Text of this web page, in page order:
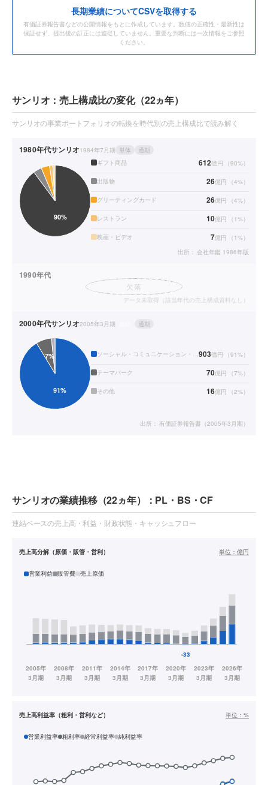
長期業績についてCSVを取得する
有価証券報告書などの公開情報をもとに作成しています。数値の正確性・最新性は
保証せず、提出後の訂正には追従していません。重要な判断には一次情報をご参照
ください。
サンリオ：売上構成比の変化（22ヵ年）
サンリオの事業ポートフォリオの転換を時代別の売上構成比で読み解く
1980年代サンリオ1984年7月期 単体
通期
ギフト商品
612億円 （90%）
出版物 26億円 （4%）
グリーティングカード 26億円 （4%）
レストラン 10億円 （ 1%）
映画・ビデオ 7億円 （ 1%）
出所： 会社年鑑 1986年版
1990年代
欠落
データ未取得（該当年代の売上構成資料なし）
2000年代サンリオ2005年3月期 通期
ソーシャル・コミュニケーション・ギフト903億円 （91%）
テーマパーク 70億円 （7%）
その他 16億円 （2%）
出所： 有価証券報告書（2005年3月期）
サンリオの業績推移（22ヵ年）：PL・BS・CF
連結ベースの売上高・利益・財政状態・キャッシュフロー
売上高分解（原価・販管・営利） 単位： 億円
営業利益 販管費 売上原価
売上高利益率（粗利・営利など） 単位： %
営業利益率 粗利率 経常利益率 純利益率